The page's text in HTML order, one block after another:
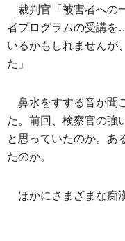
裁判官「被害者へ
者プログラムの受講
いるかもしれませんが
た」
鼻水をすする音が聞
た。前回、検察官の強
と思っていたのか。あ
たのか。
ほかにさまざまな痴